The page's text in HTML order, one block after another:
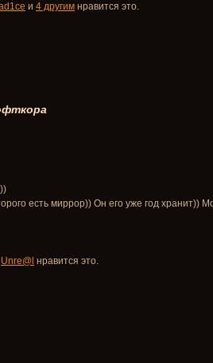
и 4 другим нравится это.
есть миррор)) Он его уже год хранит))
Unre@l нравится это.